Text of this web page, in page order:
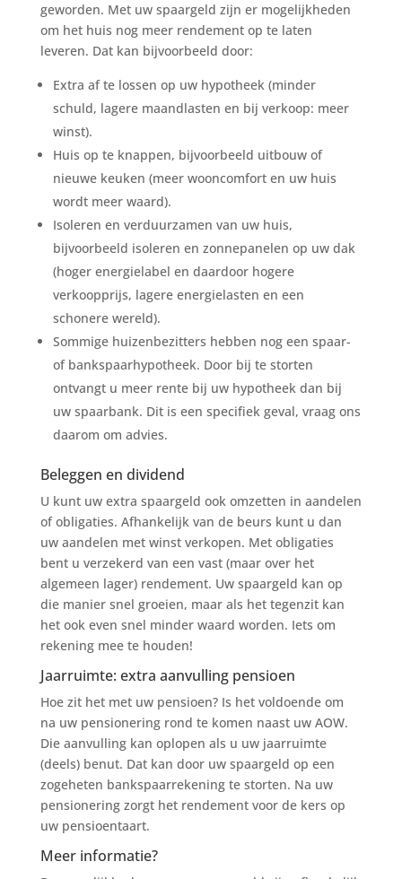
geworden. Met uw spaargeld zijn er mogelijkheden
om het huis nog meer rendement op te laten
leveren. Dat kan bijvoorbeeld door:
Extra af te lossen op uw hypotheek (minder
schuld, lagere maandlasten en bij verkoop: meer
winst).
Huis op te knappen, bijvoorbeeld uitbouw of
nieuwe keuken (meer wooncomfort en uw huis
wordt meer waard).
Isoleren en verduurzamen van uw huis,
bijvoorbeeld isoleren en zonnepanelen op uw dak
(hoger energielabel en daardoor hogere
verkoopprijs, lagere energielasten en een
schonere wereld).
Sommige huizenbezitters hebben nog een spaar-
of bankspaarhypotheek. Door bij te storten
ontvangt u meer rente bij uw hypotheek dan bij
uw spaarbank. Dit is een specifiek geval, vraag ons
daarom om advies.
Beleggen en dividend
U kunt uw extra spaargeld ook omzetten in aandelen
of obligaties. Afhankelijk van de beurs kunt u dan
uw aandelen met winst verkopen. Met obligaties
bent u verzekerd van een vast (maar over het
algemeen lager) rendement. Uw spaargeld kan op
die manier snel groeien, maar als het tegenzit kan
het ook even snel minder waard worden. Iets om
rekening mee te houden!
Jaarruimte: extra aanvulling pensioen
Hoe zit het met uw pensioen? Is het voldoende om
na uw pensionering rond te komen naast uw AOW.
Die aanvulling kan oplopen als u uw jaarruimte
(deels) benut. Dat kan door uw spaargeld op een
zogeheten bankspaarrekening te storten. Na uw
pensionering zorgt het rendement voor de kers op
uw pensioentaart.
Meer informatie?